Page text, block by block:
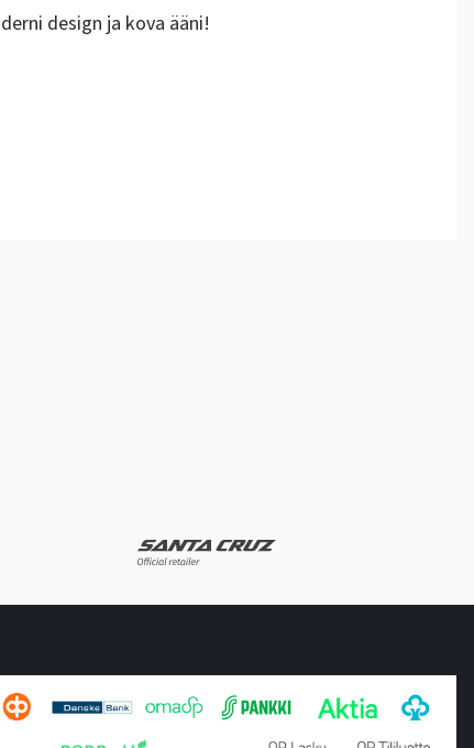
design ja kova ääni!